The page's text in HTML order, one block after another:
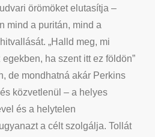
örömöket elutasítja –
mind a puritán, mind a
„Halld meg, mi
ha szent itt ez földön”
de mondhatná akár Perkins
közvetlenül – a helyes
és a helytelen
a célt szolgálja. Tollát